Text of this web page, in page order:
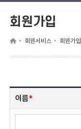
회원가입
회원서비스 회원가입
이름*